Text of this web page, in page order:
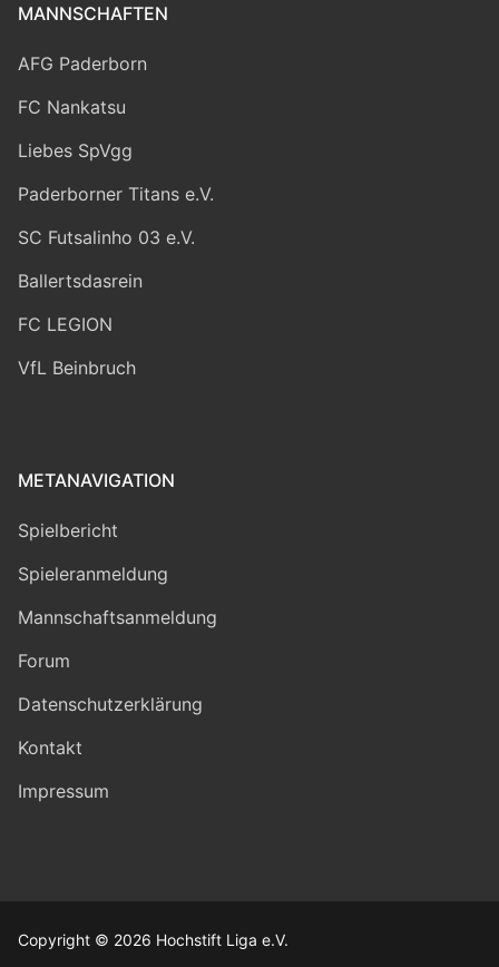
MANNSCHAFTEN
AFG Paderborn
FC Nankatsu
Liebes SpVgg
Paderborner Titans e.V.
SC Futsalinho 03 e.V.
Ballertsdasrein
FC LEGION
VfL Beinbruch
METANAVIGATION
Spielbericht
Spieleranmeldung
Mannschaftsanmeldung
Forum
Datenschutzerklärung
Kontakt
Impressum
Copyright © 2026 Hochstift Liga e.V.